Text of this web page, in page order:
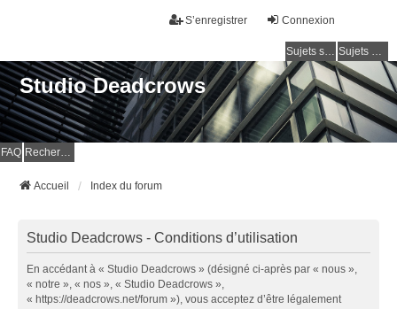
Connexion
S’enregistrer
Sujets sans réponse Sujets actifs
Studio Deadcrows
FAQ Rechercher
Accueil Index du forum
Studio Deadcrows - Conditions d’utilisation
En accédant à « Studio Deadcrows » (désigné ci-après par « nous »,
« notre », « nos », « Studio Deadcrows »,
« https://deadcrows.net/forum »), vous acceptez d’être légalement